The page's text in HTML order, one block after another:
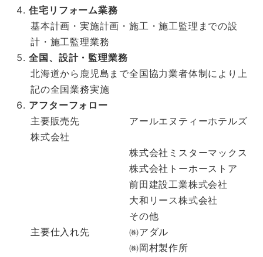
住宅リフォーム業務
基本計画・実施計画・施工・施工監理までの設
計・施工監理業務
全国、設計・監理業務
北海道から鹿児島まで全国協力業者体制により上
記の全国業務実施
アフターフォロー
主要販売先 アールエヌティーホテルズ
株式会社
株式会社ミスターマックス
株式会社トーホーストア
前田建設工業株式会社
大和リース株式会社
その他
主要仕入れ先 ㈱アダル
㈱岡村製作所